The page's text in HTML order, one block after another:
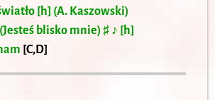
[h] (A. Kaszowski)
blisko mnie) ♯ ♪ [h]
[C,D]